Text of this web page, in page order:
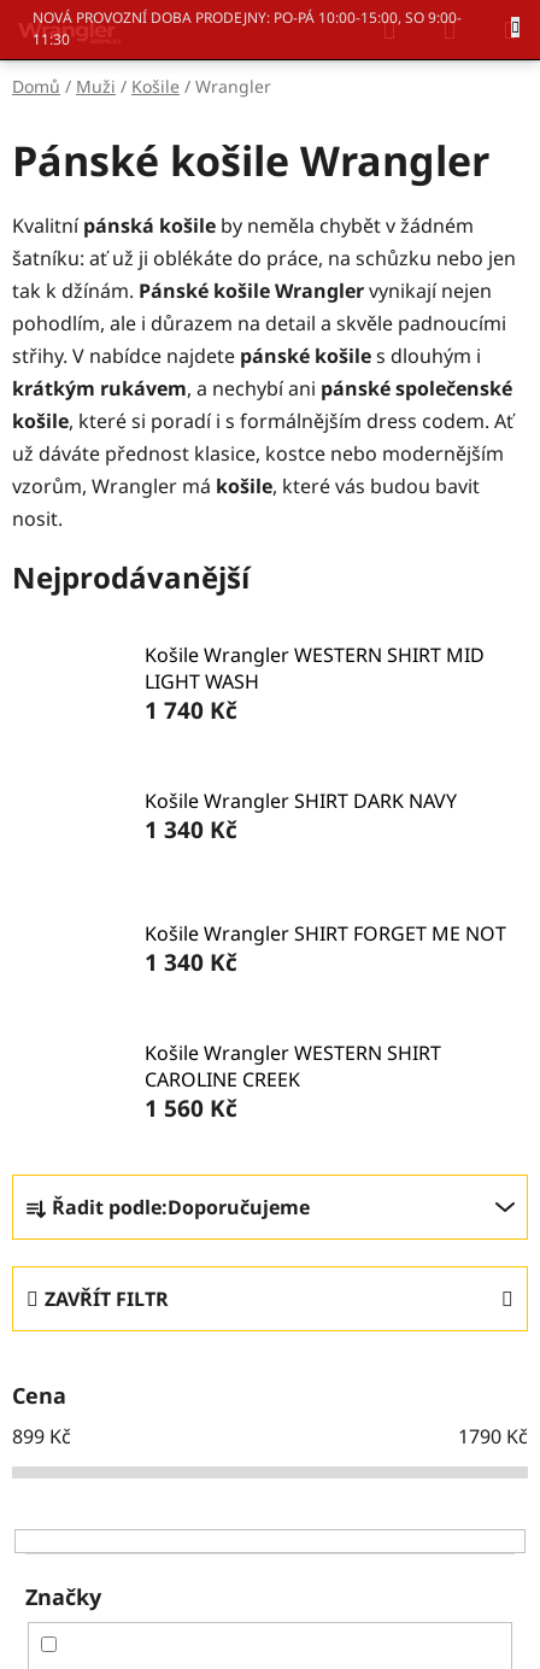
Přejít
obsah
NOVÁ PROVOZNÍ DOBA PRODEJNY: PO-PÁ 10:00-15:00, SO 9:00-
11:30
Hledat
KOŠÍK
Domů / Muži / Košile / Wrangler
Pánské košile Wrangler
Kvalitnípánská košile by neměla chybět v žádném
šatníku: ať už ji oblékáte do práce, na schůzku nebo jen
tak k džínám. Pánské košile Wranglervynikají nejen
pohodlím, ale i důrazem na detail a skvěle padnoucími
střihy. V nabídce najdete pánské košiles dlouhým i
krátkým rukávem, a nechybí ani pánské společenské
košile, které si poradí i s formálnějším dress codem. Ať
už dáváte přednost klasice, kostce nebo modernějším
vzorům, Wrangler má košile, které vás budou bavit
nosit.
Nejprodávanější
Košile Wrangler WESTERN SHIRT MID
LIGHT WASH
1 740 Kč
Košile Wrangler SHIRT DARK NAVY
1 340 Kč
Košile Wrangler SHIRT FORGET ME NOT
1 340 Kč
Košile Wrangler WESTERN SHIRT
CAROLINE CREEK
1 560 Kč
Ř
a
z
n
r
o
d
k
t
ů
Řadit podle:Doporučujeme
ZAVŘÍT FILTR
Cena
899 Kč 1790 Kč
Značky